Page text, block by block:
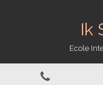
Ik
Ecole